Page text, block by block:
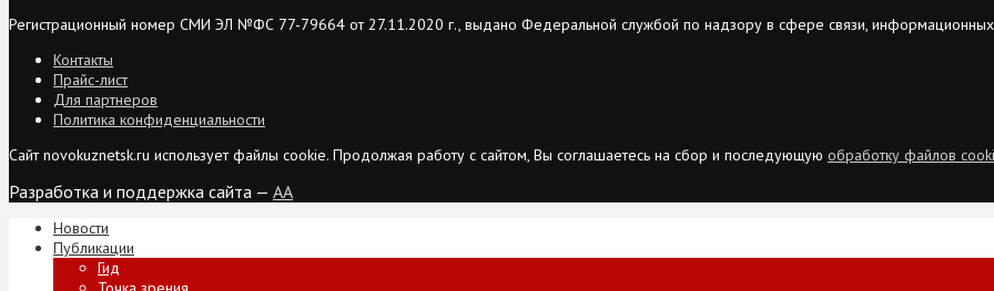
Регистрационный номер СМИ ЭЛ №ФС 77-79664 от 27.11.2020 г., выдано Федеральной службой по надзору в сфере связи, информационных
Контакты
Прайс-лист
Для партнеров
Политика конфиденциальности
Сайт novokuznetsk.ru использует файлы cookie. Продолжая работу с сайтом, Вы соглашаетесь на сбор и последующую обработку файлов
Разработка и поддержка сайта — AA
Новости
Публикации
Гид